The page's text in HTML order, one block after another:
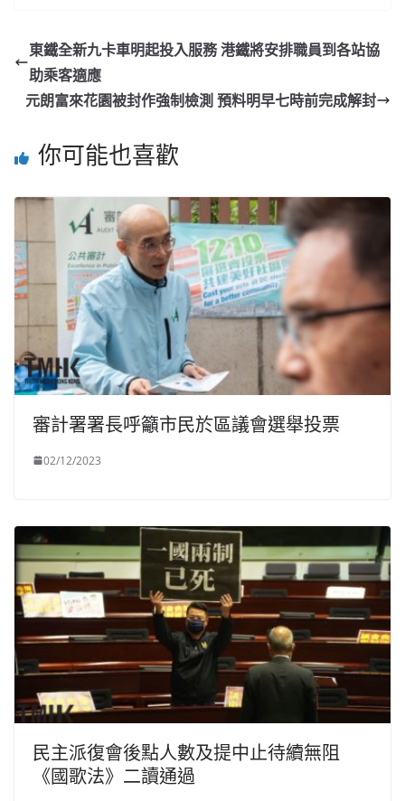
東鐵全新九卡車明起投入服務 港鐵將安排職員到各站協
助乘客適應
元朗富來花園被封作強制檢測 預料明早七時前完成解封
你可能也喜歡
審計署署長呼籲市民於區議會選舉投票
02/12/2023
民主派復會後點人數及提中止待續無阻
《國歌法》二讀通過